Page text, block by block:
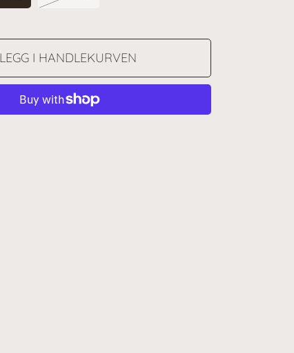
LEGG I HANDLEKURVEN